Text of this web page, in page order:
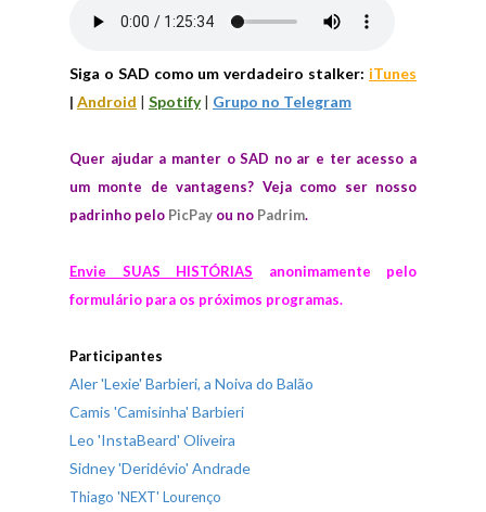
Siga o SAD como um verdadeiro stalker: iTunes
| Android | Spotify| Grupo no Telegram
Quer ajudar a manter o SAD no ar e ter acesso a
um monte de vantagens? Veja como ser nosso
padrinho pelo PicPay ou no Padrim.
Envie SUAS HISTÓRIAS anonimamente pelo
formulário para os próximos programas.
Participantes
Aler 'Lexie' Barbieri, a Noiva do Balão
Camis 'Camisinha' Barbieri
Leo 'InstaBeard' Oliveira
Sidney 'Deridévio' Andrade
Thiago 'NEXT' Lourenço